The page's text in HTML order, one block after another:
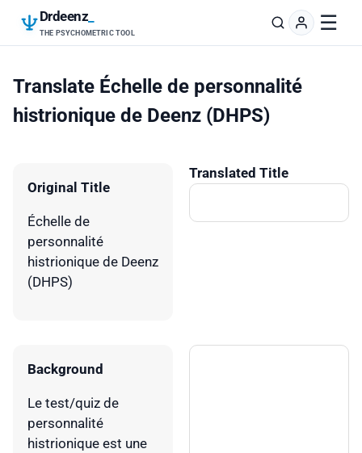
Drdeenz
THE PSYCHOMETRIC TOOL ☰
Translate Échelle de personnalité
histrionique de Deenz (DHPS)
Original Title
Échelle de
personnalité
histrionique de Deenz
(DHPS)
Translated Title
Background
Le test/quiz de
personnalité
histrionique est une